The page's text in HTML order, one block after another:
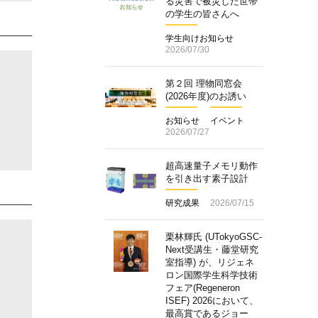
の学生の皆さんへ
学生向けお知らせ
2026/07/30
第２回 理物同窓会
(2026年度)のお誘い
お知らせ
イベント
2026/07/27
超高速量子メモリ動作
を引き出す素子設計
研究成果 2026/07/15
栗林輝氏 (UTokyoGSC-
Next受講生・藤堂研究
室指導) が、リジェネ
ロン国際学生科学技術
フェア(Regeneron
ISEF) 2026において、
最高賞であるジョー